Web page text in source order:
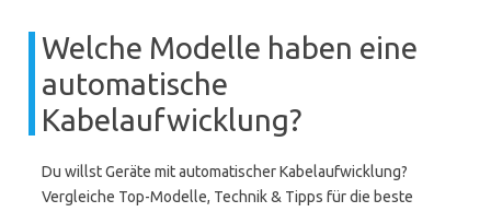
Welche Modelle haben eine
automatische
Kabelaufwicklung?
Du willst Geräte mit automatischer Kabelaufwicklung?
Vergleiche Top-Modelle, Technik & Tipps für die beste